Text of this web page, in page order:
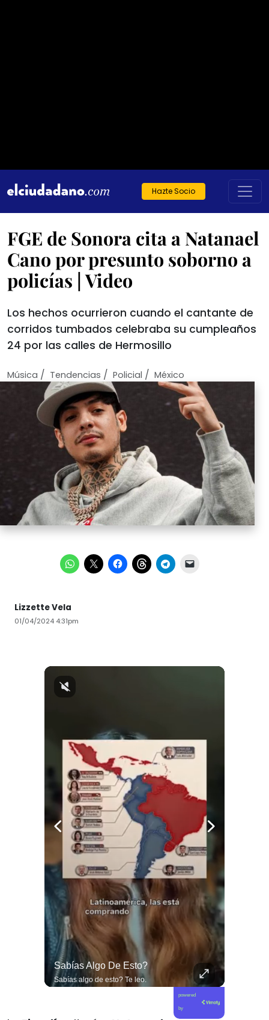
Hazte Socio
FGE de Sonora cita a Natanael
Cano por presunto soborno a
policías | Video
Los hechos ocurrieron cuando el cantante de
corridos tumbados celebraba su cumpleaños
24 por las calles de Hermosillo
Música / Tendencias / Policial / México
Lizzette Vela
01/04/2024 4:31pm
Sabías Algo De Esto?
Sabías algo de esto? Te leo.
powered
by